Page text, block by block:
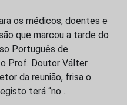
os médicos, doentes e
que marcou a tarde do
Português de
Prof. Doutor Válter
da reunião, frisa o
terá “no…